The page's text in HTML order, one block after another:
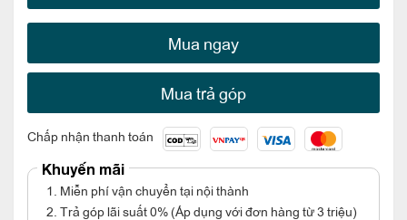
Mua ngay
Mua trả góp
Chấp nhận thanh toán
Khuyến mãi
1. Miễn phí vận chuyển tại nội thành
2. Trả góp lãi suất 0% (Áp dụng với đơn hàng từ 3 triệu)